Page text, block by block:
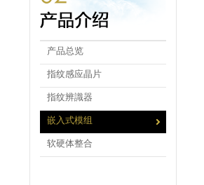
产品总览
指纹感应晶片
指纹辨識器
嵌入式模组
软硬体整合